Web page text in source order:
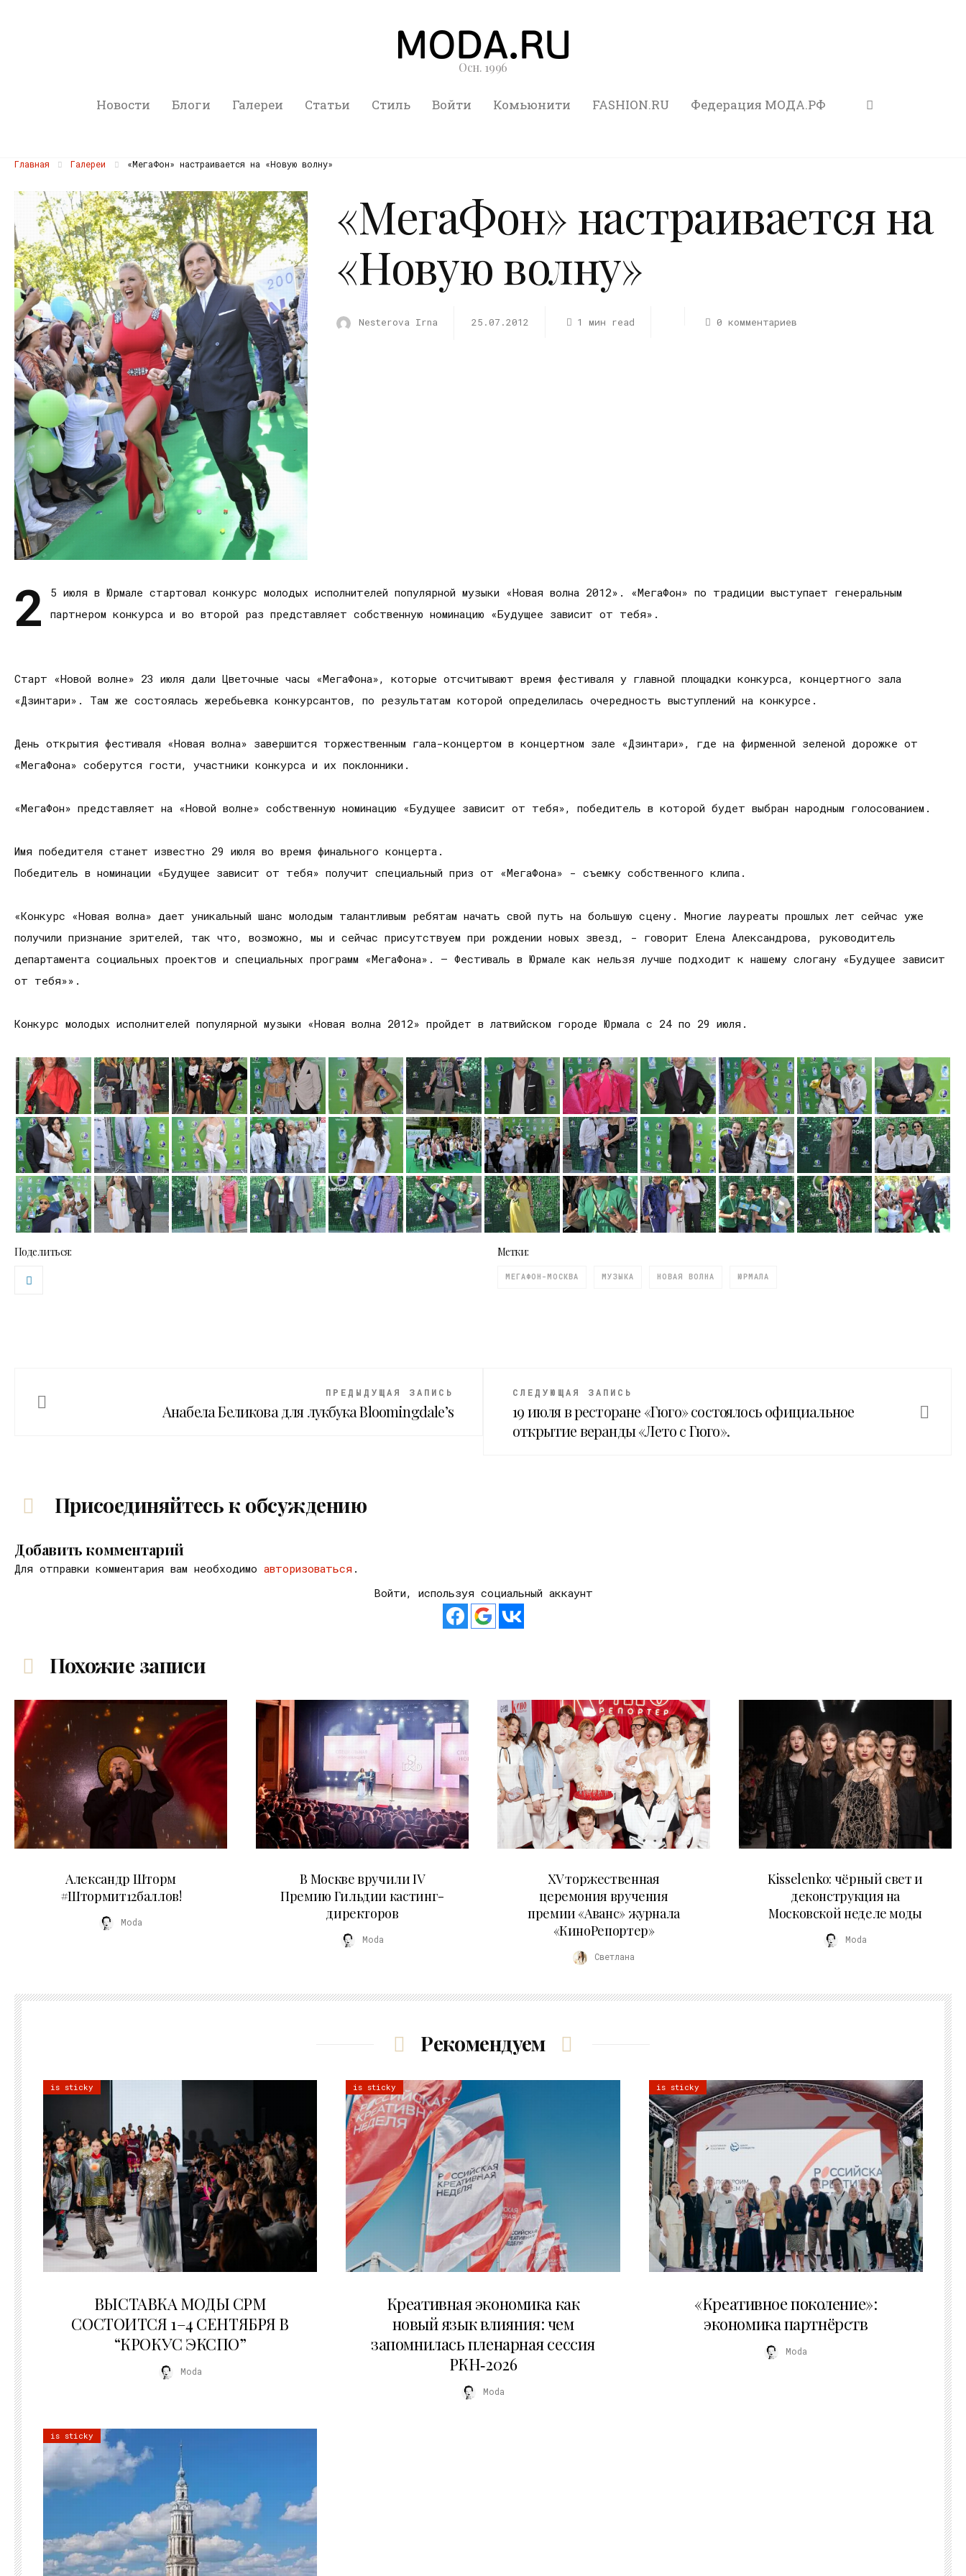
Осн. 1996
Новости Блоги Галереи Статьи Стиль Войти Комьюнити FASHION.RU Федерация МОДА.РФ
Главная Галереи «МегаФон» настраивается на «Новую волну»
«МегаФон» настраивается на
«Новую волну»
Nesterova Irna 25.07.2012 1 мин read 0 комментариев
2
5 июля в Юрмале стартовал конкурс молодых исполнителей популярной музыки «Новая волна 2012». «МегаФон» по традиции выступает генеральным
партнером конкурса и во второй раз представляет собственную номинацию «Будущее зависит от тебя».
Старт «Новой волне» 23 июля дали Цветочные часы «МегаФона», которые отсчитывают время фестиваля у главной площадки конкурса, концертного зала
«Дзинтари». Там же состоялась жеребьевка конкурсантов, по результатам которой определилась очередность выступлений на конкурсе.
День открытия фестиваля «Новая волна» завершится торжественным гала-концертом в концертном зале «Дзинтари», где на фирменной зеленой дорожке от
«МегаФона» соберутся гости, участники конкурса и их поклонники.
«МегаФон» представляет на «Новой волне» собственную номинацию «Будущее зависит от тебя», победитель в которой будет выбран народным голосованием.
Имя победителя станет известно 29 июля во время финального концерта.
Победитель в номинации «Будущее зависит от тебя» получит специальный приз от «МегаФона» - съемку собственного клипа.
«Конкурс «Новая волна» дает уникальный шанс молодым талантливым ребятам начать свой путь на большую сцену. Многие лауреаты прошлых лет сейчас уже
получили признание зрителей, так что, возможно, мы и сейчас присутствуем при рождении новых звезд, - говорит Елена Александрова, руководитель
департамента социальных проектов и специальных программ «МегаФона». – Фестиваль в Юрмале как нельзя лучше подходит к нашему слогану «Будущее зависит
от тебя»».
Конкурс молодых исполнителей популярной музыки «Новая волна 2012» пройдет в латвийском городе Юрмала с 24 по 29 июля.
Поделиться: Метки:
МЕГАФОН-МОСКВА МУЗЫКА НОВАЯ ВОЛНА ЮРМАЛА
ПРЕДЫДУЩАЯ ЗАПИСЬ
Анабела Беликова для лукбука Bloomingdale’s
СЛЕДУЮЩАЯ ЗАПИСЬ
19 июля в ресторане «Гюго» состоялось официальное
открытие веранды «Лето с Гюго».
Присоединяйтесь к обсуждению
Добавить комментарий
Для отправки комментария вам необходимо авторизоваться .
Войти, используя социальный аккаунт
Похожие записи
Александр Шторм
#Штормит12баллов!
Moda
В Москве вручили IV
Премию Гильдии кастинг-
директоров
Moda
XV торжественная
церемония вручения
премии «Аванс» журнала
«КиноРепортер»
Светлана
Kisselenko: чёрный свет и
деконструкция на
Московской неделе моды
Moda
Рекомендуем
is sticky
ВЫСТАВКА МОДЫ CPM
СОСТОИТСЯ 1–4 СЕНТЯБРЯ В
“КРОКУС ЭКСПО”
Moda
is sticky
Креативная экономика как
новый язык влияния: чем
запомнилась пленарная сессия
РКН‑2026
Moda
is sticky
«Креативное поколение»:
экономика партнёрств
Moda
is sticky